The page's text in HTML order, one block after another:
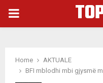
PRIMARY
Home
AKTUALE
BFI mblodhi mbi gjysmë